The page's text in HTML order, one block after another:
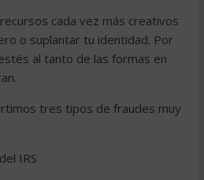
cada vez más creativos
o suplantar tu identidad. Por
al tanto de las formas en
tres tipos de fraudes muy
IRS